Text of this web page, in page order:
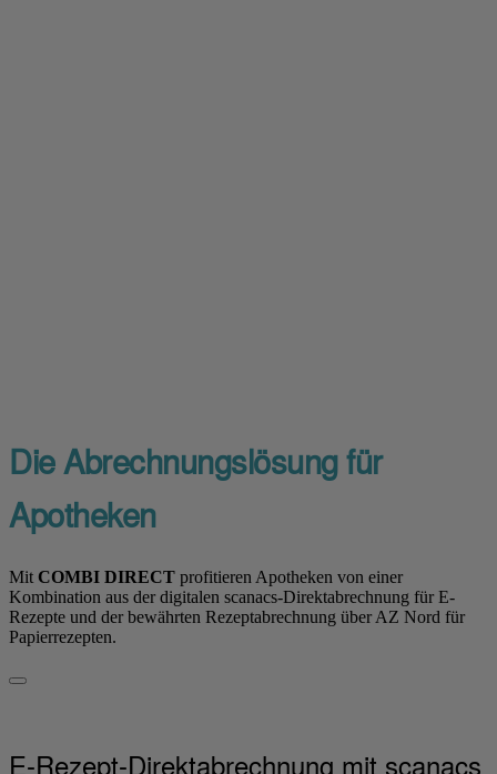
Die Abrechnungslösung für
Apotheken
Mit COMBI DIRECT profitieren Apotheken von einer
Kombination aus der digitalen scanacs-Direktabrechnung für E-
Rezepte und der bewährten Rezeptabrechnung über AZ Nord für
Papierrezepten.
E-Rezept-Direktabrechnung mit scanacs